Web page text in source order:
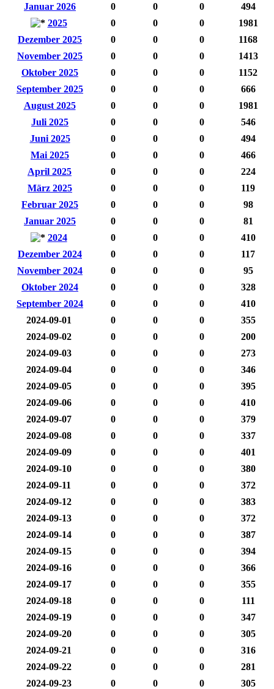
Januar 2026
0 0 0
494
2025
0 0 0
1981
Dezember 2025
0 0 0
1168
November 2025
0 0 0
1413
Oktober 2025
0 0 0
1152
September 2025
0 0 0
666
August 2025
0 0 0
1981
Juli 2025
0 0 0
546
Juni 2025
0 0 0
494
Mai 2025
0 0 0
466
April 2025
0 0 0
224
März 2025
0 0 0
119
Februar 2025
0 0 0
98
Januar 2025
0 0 0
81
2024
0 0 0
410
Dezember 2024
0 0 0
117
November 2024
0 0 0
95
Oktober 2024
0 0 0
328
September 2024
0 0 0
410
2024-09-01
0 0 0
355
2024-09-02
0 0 0
200
2024-09-03
0 0 0
273
2024-09-04
0 0 0
346
2024-09-05
0 0 0
395
2024-09-06
0 0 0
410
2024-09-07
0 0 0
379
2024-09-08
0 0 0
337
2024-09-09
0 0 0
401
2024-09-10
0 0 0
380
2024-09-11
0 0 0
372
2024-09-12
0 0 0
383
2024-09-13
0 0 0
372
2024-09-14
0 0 0
387
2024-09-15
0 0 0
394
2024-09-16
0 0 0
366
2024-09-17
0 0 0
355
2024-09-18
0 0 0
111
2024-09-19
0 0 0
347
2024-09-20
0 0 0
305
2024-09-21
0 0 0
316
2024-09-22
0 0 0
281
2024-09-23
0 0 0
305